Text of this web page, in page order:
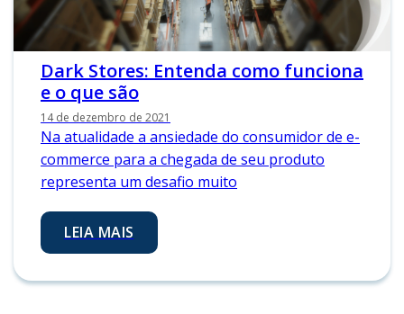
Dark Stores: Entenda como funciona
e o que são
14 de dezembro de 2021
Na atualidade a ansiedade do consumidor de e-
commerce para a chegada de seu produto
representa um desafio muito
LEIA MAIS